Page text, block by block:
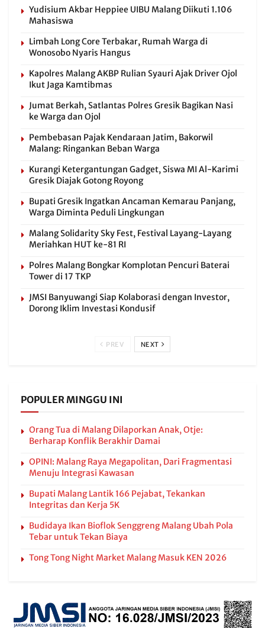
Yudisium Akbar Heppiee UIBU Malang Diikuti 1.106
Mahasiswa
Limbah Long Core Terbakar, Rumah Warga di
Wonosobo Nyaris Hangus
Kapolres Malang AKBP Rulian Syauri Ajak Driver Ojol
Ikut Jaga Kamtibmas
Jumat Berkah, Satlantas Polres Gresik Bagikan Nasi
ke Warga dan Ojol
Pembebasan Pajak Kendaraan Jatim, Bakorwil
Malang: Ringankan Beban Warga
Kurangi Ketergantungan Gadget, Siswa MI Al-Karimi
Gresik Diajak Gotong Royong
Bupati Gresik Ingatkan Ancaman Kemarau Panjang,
Warga Diminta Peduli Lingkungan
Malang Solidarity Sky Fest, Festival Layang-Layang
Meriahkan HUT ke-81 RI
Polres Malang Bongkar Komplotan Pencuri Baterai
Tower di 17 TKP
JMSI Banyuwangi Siap Kolaborasi dengan Investor,
Dorong Iklim Investasi Kondusif
PREV NEXT
POPULER MINGGU INI
Orang Tua di Malang Dilaporkan Anak, Otje:
Berharap Konflik Berakhir Damai
OPINI: Malang Raya Megapolitan, Dari Fragmentasi
Menuju Integrasi Kawasan
Bupati Malang Lantik 166 Pejabat, Tekankan
Integritas dan Kerja 5K
Budidaya Ikan Bioflok Senggreng Malang Ubah Pola
Tebar untuk Tekan Biaya
Tong Tong Night Market Malang Masuk KEN 2026